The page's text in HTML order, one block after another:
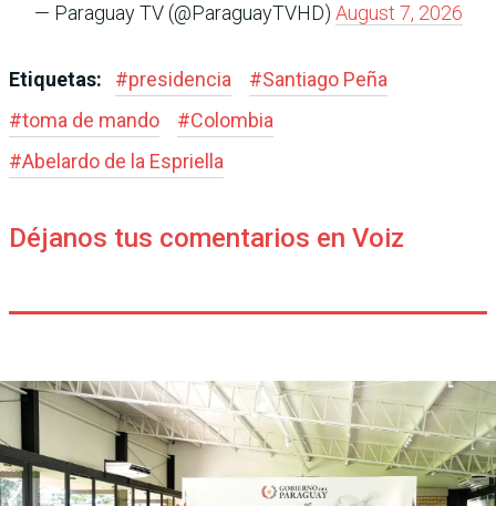
— Paraguay TV (@ParaguayTVHD) August 7, 2026
Etiquetas: #presidencia #Santiago Peña
#toma de mando #Colombia
#Abelardo de la Espriella
Déjanos tus comentarios en Voiz